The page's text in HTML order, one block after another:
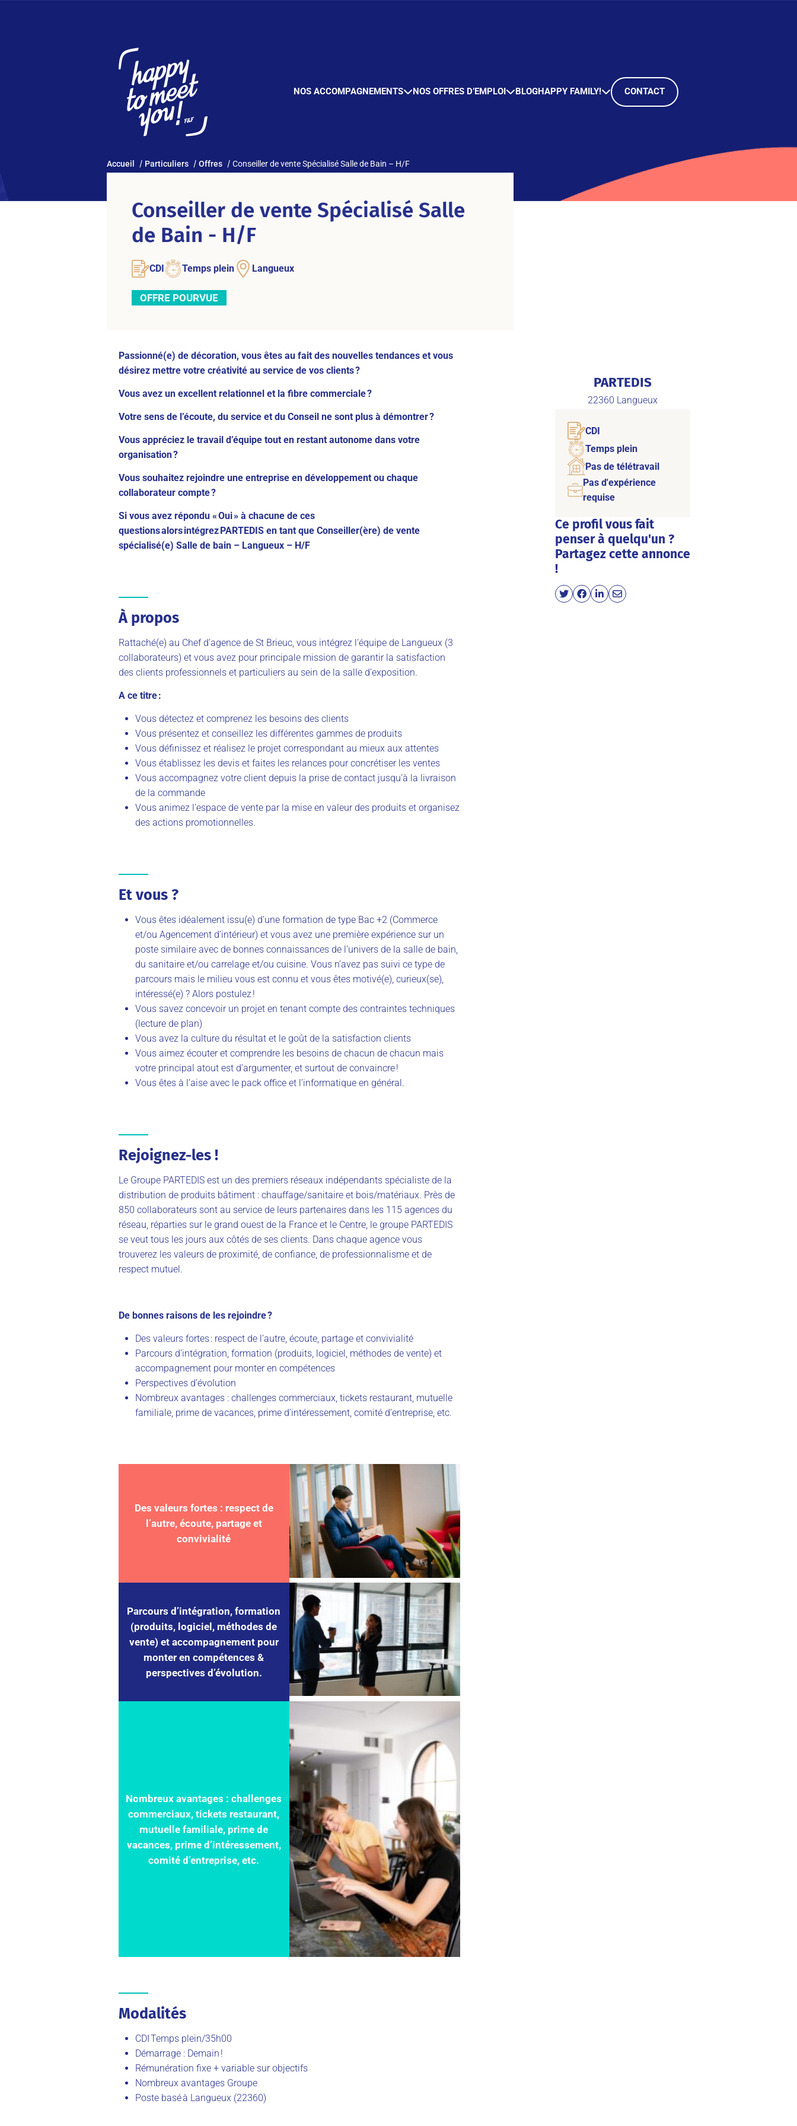
NOS ACCOMPAGNEMENTS NOS OFFRES D’EMPLOI BLOGHAPPY FAMILY! CONTACT
Accueil Particuliers Offres Conseiller de vente Spécialisé Salle de Bain – H/F
Conseiller de vente Spécialisé Salle
de Bain - H/F
CDI Temps plein Langueux
OFFRE POURVUE
Passionné(e) de décoration, vous êtes au fait des nouvelles tendances et vous
désirez mettre votre créativité au service de vos clients ?
Vous avez un excellent relationnel et la fibre commerciale ?
Votre sens de l’écoute, du service et du Conseil ne sont plus à démontrer ?
Vous appréciez le travail d’équipe tout en restant autonome dans votre
organisation ?
Vous souhaitez rejoindre une entreprise en développement ou chaque
collaborateur compte ?
Si vous avez répondu « Oui » à chacune de ces
questions alors intégrez PARTEDIS en tant que Conseiller(ère) de vente
spécialisé(e) Salle de bain – Langueux – H/F
À propos
Rattaché(e) au Chef d’agence de St Brieuc, vous intégrez l’équipe de Langueux (3
collaborateurs) et vous avez pour principale mission de garantir la satisfaction
des clients professionnels et particuliers au sein de la salle d’exposition.
A ce titre :
Vous détectez et comprenez les besoins des clients
Vous présentez et conseillez les différentes gammes de produits
Vous définissez et réalisez le projet correspondant au mieux aux attentes
Vous établissez les devis et faites les relances pour concrétiser les ventes
Vous accompagnez votre client depuis la prise de contact jusqu’à la livraison
de la commande
Vous animez l’espace de vente par la mise en valeur des produits et organisez
des actions promotionnelles.
Et vous ?
Vous êtes idéalement issu(e) d’une formation de type Bac +2 (Commerce
et/ou Agencement d’intérieur) et vous avez une première expérience sur un
poste similaire avec de bonnes connaissances de l’univers de la salle de bain,
du sanitaire et/ou carrelage et/ou cuisine. Vous n’avez pas suivi ce type de
parcours mais le milieu vous est connu et vous êtes motivé(e), curieux(se),
intéressé(e) ? Alors postulez !
Vous savez concevoir un projet en tenant compte des contraintes techniques
(lecture de plan)
Vous avez la culture du résultat et le goût de la satisfaction clients
Vous aimez écouter et comprendre les besoins de chacun de chacun mais
votre principal atout est d’argumenter, et surtout de convaincre !
Vous êtes à l’aise avec le pack office et l’informatique en général.
Rejoignez-les !
Le Groupe PARTEDIS est un des premiers réseaux indépendants spécialiste de la
distribution de produits bâtiment : chauffage/sanitaire et bois/matériaux. Près de
850 collaborateurs sont au service de leurs partenaires dans les 115 agences du
réseau, réparties sur le grand ouest de la France et le Centre, le groupe PARTEDIS
se veut tous les jours aux côtés de ses clients. Dans chaque agence vous
trouverez les valeurs de proximité, de confiance, de professionnalisme et de
respect mutuel.
De bonnes raisons de les rejoindre ?
Des valeurs fortes : respect de l’autre, écoute, partage et convivialité
Parcours d’intégration, formation (produits, logiciel, méthodes de vente) et
accompagnement pour monter en compétences
Perspectives d’évolution
Nombreux avantages : challenges commerciaux, tickets restaurant, mutuelle
familiale, prime de vacances, prime d’intéressement, comité d’entreprise, etc.
Des valeurs fortes : respect de
l’autre, écoute, partage et
convivialité
Parcours d’intégration, formation
(produits, logiciel, méthodes de
vente) et accompagnement pour
monter en compétences &
perspectives d’évolution.
Nombreux avantages : challenges
commerciaux, tickets restaurant,
mutuelle familiale, prime de
vacances, prime d’intéressement,
comité d’entreprise, etc.
Modalités
CDI Temps plein/35h00
Démarrage : Demain !
Rémunération fixe + variable sur objectifs
Nombreux avantages Groupe
Poste basé à Langueux (22360)
PARTEDIS
22360 Langueux
CDI
Temps plein
Pas de télétravail
Pas d'expérience
requise
Ce profil vous fait
penser à quelqu'un ?
Partagez cette annonce
!